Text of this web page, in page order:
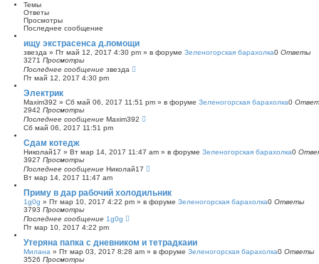
р
е
н
н
ы
й
п
о
и
к
Темы
Ответы
Просмотры
Последнее сообщение
ищу экстрасенса д.помощи
звезда » Пт май 12, 2017 4:30 pm » в форуме Зеленогорская барахолка0 Ответы
3271 Просмотры
Последнее сообщение звезда
Пт май 12, 2017 4:30 pm
Электрик
Maxim392 » Сб май 06, 2017 11:51 pm » в форуме Зеленогорская барахолка0
2942 Просмотры
Последнее сообщение Maxim392
Сб май 06, 2017 11:51 pm
Сдам котедж
Николай17 » Вт мар 14, 2017 11:47 am » в форуме Зеленогорская барахолка0
3927 Просмотры
Последнее сообщение Николай17
Вт мар 14, 2017 11:47 am
Приму в дар рабочий холодильник
1g0g » Пт мар 10, 2017 4:22 pm » в форуме Зеленогорская барахолка0 Ответы
3793 Просмотры
Последнее сообщение 1g0g
Пт мар 10, 2017 4:22 pm
Утеряна папка с дневником и тетрадкаии
Милана » Пт мар 03, 2017 8:28 am » в форуме Зеленогорская барахолка0 Ответы
3526 Просмотры